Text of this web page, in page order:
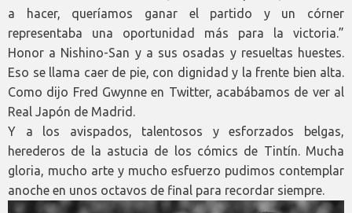
a hacer, queríamos ganar el partido y un córner
representaba una oportunidad más para la victoria.”
Honor a Nishino-San y a sus osadas y resueltas huestes.
Eso se llama caer de pie, con dignidad y la frente bien alta.
Como dijo Fred Gwynne en Twitter, acabábamos de ver al
Real Japón de Madrid.
Y a los avispados, talentosos y esforzados belgas,
herederos de la astucia de los cómics de Tintín. Mucha
gloria, mucho arte y mucho esfuerzo pudimos contemplar
anoche en unos octavos de final para recordar siempre.